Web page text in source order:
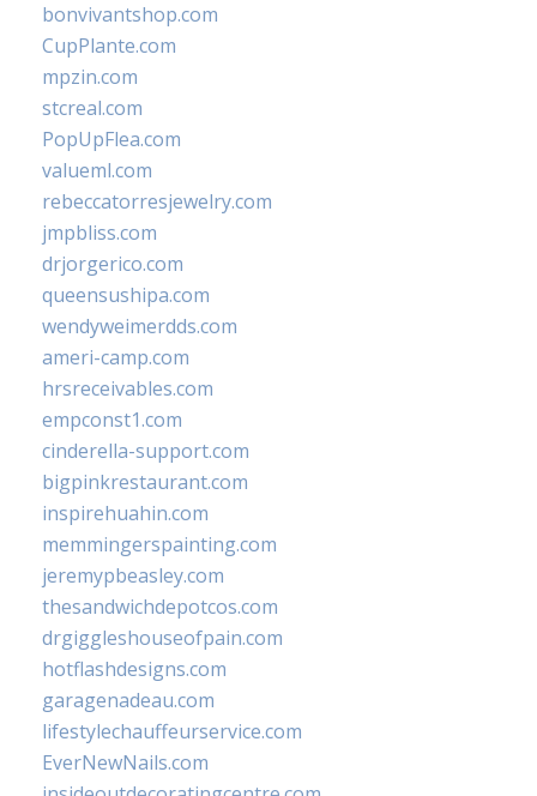
bonvivantshop.com
CupPlante.com
mpzin.com
stcreal.com
PopUpFlea.com
valueml.com
rebeccatorresjewelry.com
jmpbliss.com
drjorgerico.com
queensushipa.com
wendyweimerdds.com
ameri-camp.com
hrsreceivables.com
empconst1.com
cinderella-support.com
bigpinkrestaurant.com
inspirehuahin.com
memmingerspainting.com
jeremypbeasley.com
thesandwichdepotcos.com
drgiggleshouseofpain.com
hotflashdesigns.com
garagenadeau.com
lifestylechauffeurservice.com
EverNewNails.com